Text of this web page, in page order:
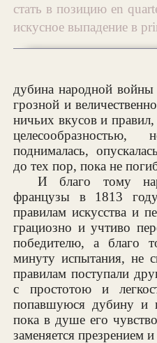
стать в позицию en
искусное выпадение в
дубина народной войны
грозной и
ничьих вкусов и
поднималась,
до тех пор, пока не
И благо тому
французы в 1813
правилам искусства и
грациозно и учтиво
победителю, а благо
минуту испытания, не
правилам поступали
с простотою и
попавшуюся дубину и
пока в душе его
заменяется презрением